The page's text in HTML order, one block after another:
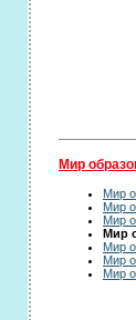
Мир
Мир
Мир
Мир
Мир
Мир
Мир
Мир